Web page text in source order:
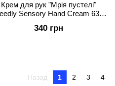
Крем для рук "Мрія пустелі"
Sensory Hand Cream 630
340 грн
Назад 1 2 3 4